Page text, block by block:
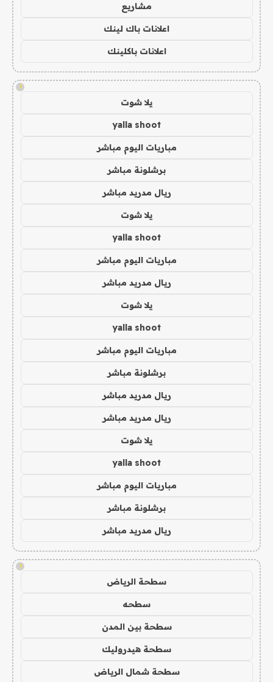
مشاريع
اعلانات باك لينك
اعلانات باكلينك
!
يلا شوت
yalla shoot
مباريات اليوم مباشر
برشلونة مباشر
ريال مدريد مباشر
يلا شوت
yalla shoot
مباريات اليوم مباشر
ريال مدريد مباشر
يلا شوت
yalla shoot
مباريات اليوم مباشر
برشلونة مباشر
ريال مدريد مباشر
ريال مدريد مباشر
يلا شوت
yalla shoot
مباريات اليوم مباشر
برشلونة مباشر
ريال مدريد مباشر
!
سطحة الرياض
سطحه
سطحة بين المدن
سطحة هيدروليك
سطحة شمال الرياض